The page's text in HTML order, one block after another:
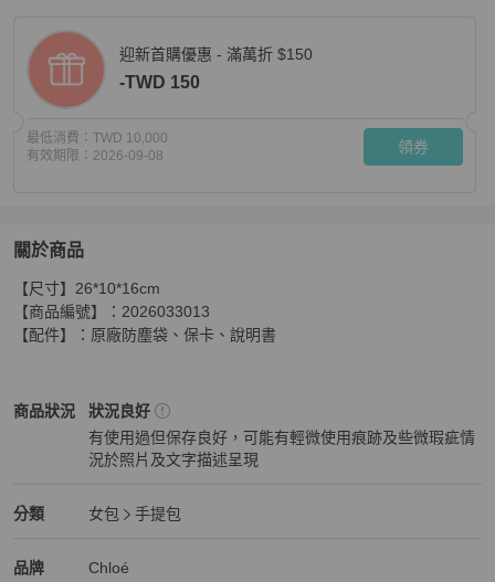
迎新首購優惠 - 滿萬折 $150
-TWD 150
最低消費： TWD 10,000
有效期限： 2026-09-08 領券
關於商品
關於Chloé 蔻依 紅棕色 牛皮 手提包 斜挎包
【尺寸】26*10*16cm
【商品編號】：2026033013
【配件】：原廠防塵袋、保卡、說明書
商品狀況
Chloé女包 商品狀態與細節
狀況良好
有使用過但保存良好，可能有輕微使用痕跡及些微瑕疵情
況於照片及文字描述呈現
分類
Chloé 分類資訊
女包
手提包
品牌
Chloé 女包品牌介紹
Chloé
Chloé 推薦清單